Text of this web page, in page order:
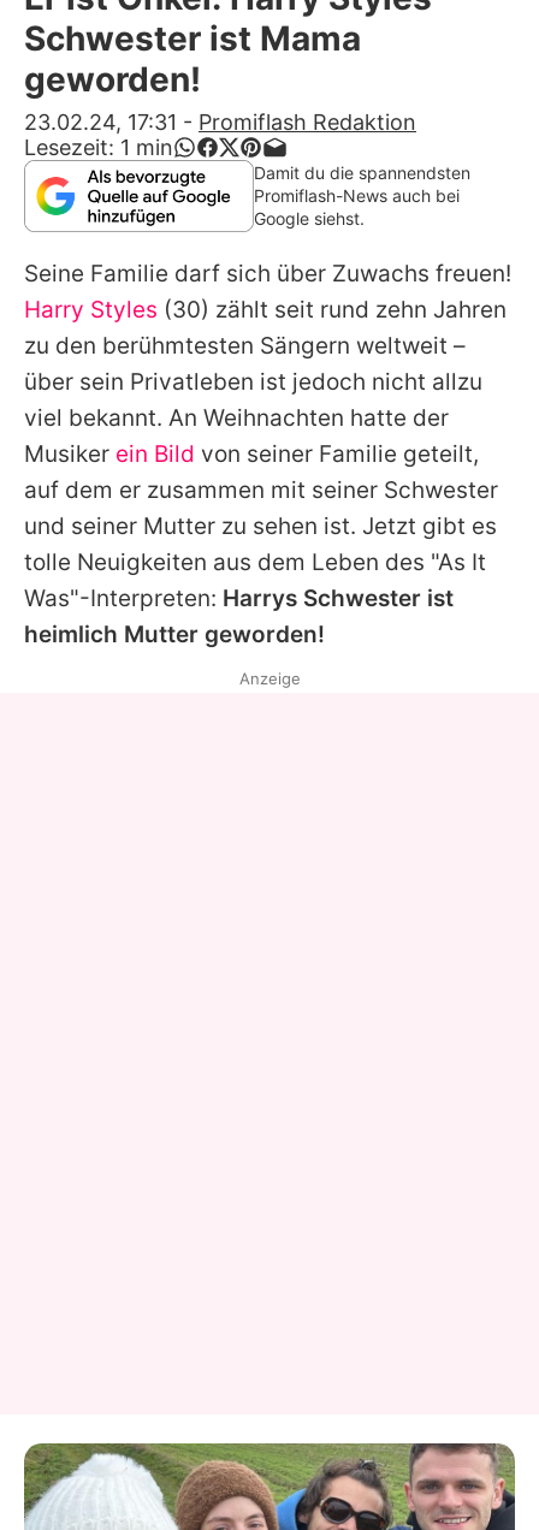
Alle Themen auf Promiflash
App runterladen
Team
Redaktionelle Richtlinien
Impressum
Datenschutzerklärung
Nutzungsbedingungen
Utiq verwalten
Schwester ist Mama
geworden!
23.02.24, 17:31 - Promiflash Redaktion
Lesezeit: 1 min
Damit du die spannendsten
Promiflash-News auch bei
Google siehst.
Seine Familie darf sich über Zuwachs freuen!
Harry Styles (30) zählt seit rund zehn Jahren
zu den berühmtesten Sängern weltweit –
über sein Privatleben ist jedoch nicht allzu
viel bekannt. An Weihnachten hatte der
Musiker ein Bild von seiner Familie geteilt,
auf dem er zusammen mit seiner Schwester
und seiner Mutter zu sehen ist. Jetzt gibt es
tolle Neuigkeiten aus dem Leben des "As It
Was"-Interpreten: Harrys Schwester ist
heimlich Mutter geworden!
Anzeige